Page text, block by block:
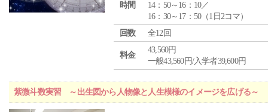
時間
14：50～16：10／
16：30～17：50（1日2コマ）
回数
全12回
料金
43,560円
一般43,560円/入学者39,600円
紫微斗数実習 ～出生図から人物像と人生模様のイメージを広げる～